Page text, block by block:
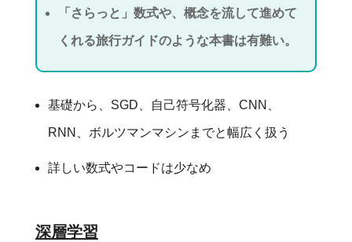
「さらっと」数式や、概念を流して進めて
くれる旅行ガイドのような本書は有難い。
基礎から、SGD、自己符号化器、CNN、
RNN、ボルツマンマシンまでと幅広く扱う
詳しい数式やコードは少なめ
深層学習